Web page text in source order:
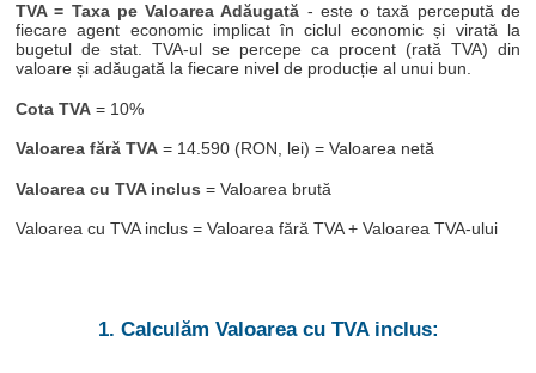
TVA = Taxa pe Valoarea Adăugată - este o taxă percepută de
fiecare agent economic implicat în ciclul economic și virată la
bugetul de stat. TVA-ul se percepe ca procent (rată TVA) din
valoare și adăugată la fiecare nivel de producție al unui bun.
Cota TVA = 10%
Valoarea fără TVA = 14.590 (RON, lei) = Valoarea netă
Valoarea cu TVA inclus = Valoarea brută
Valoarea cu TVA inclus = Valoarea fără TVA + Valoarea TVA-ului
1. Calculăm Valoarea cu TVA inclus: